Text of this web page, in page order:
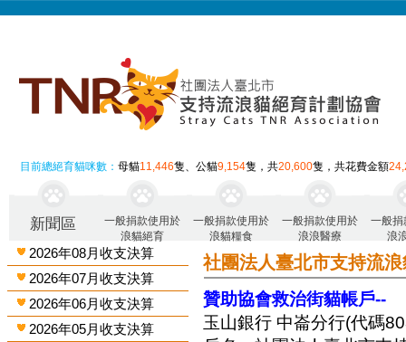
目前總絕育貓咪數：母貓11,446隻、公貓9,154隻，共20,600隻，共花費金額
新聞區
一般捐款使用於
浪貓絕育
一般捐款使用於
浪貓糧食
一般捐款使用於
浪浪醫療
一般捐
浪
2026年08月收支決算
2026年07月收支決算
2026年06月收支決算
2026年05月收支決算
社團法人臺北市支持流
贊助協會救治街貓帳戶--
玉山銀行 中崙分行(代碼